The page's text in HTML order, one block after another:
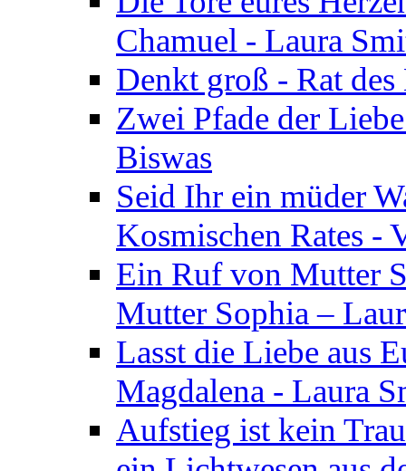
Chamuel - Laura
Denkt groß - Rat
Zwei Pfade der
Biswas
Seid Ihr ein müder
Kosmischen Rates -
Ein Ruf von Mutter
Mutter Sophia –
Lasst die Liebe aus
Magdalena - Laura
Aufstieg ist kein